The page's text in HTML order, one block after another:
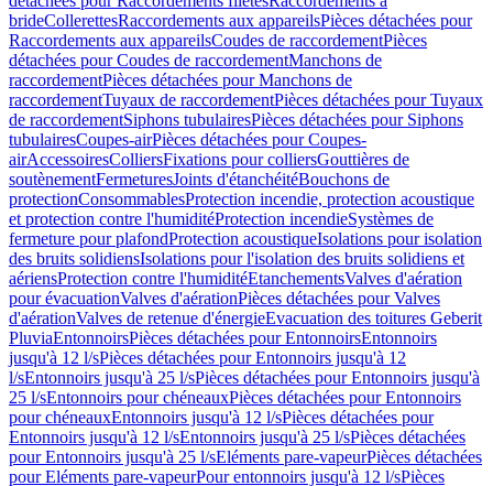
brideCollerettesRaccordements aux appareilsPièces détachées pour
Raccordements aux appareilsCoudes de raccordementPièces
détachées pour Coudes de raccordementManchons de
raccordementPièces détachées pour Manchons de
raccordementTuyaux de raccordementPièces détachées pour Tuyaux
de raccordementSiphons tubulairesPièces détachées pour Siphons
tubulairesCoupes-airPièces détachées pour Coupes-
airAccessoiresColliersFixations pour colliersGouttières de
soutènementFermeturesJoints d'étanchéitéBouchons de
protectionConsommablesProtection incendie, protection acoustique
et protection contre l'humiditéProtection incendieSystèmes de
fermeture pour plafondProtection acoustiqueIsolations pour isolation
des bruits solidiensIsolations pour l'isolation des bruits solidiens et
aériensProtection contre l'humiditéEtanchementsValves d'aération
pour évacuationValves d'aérationPièces détachées pour Valves
d'aérationValves de retenue d'énergieEvacuation des toitures Geberit
PluviaEntonnoirsPièces détachées pour EntonnoirsEntonnoirs
jusqu'à 12 l/sPièces détachées pour Entonnoirs jusqu'à 12
l/sEntonnoirs jusqu'à 25 l/sPièces détachées pour Entonnoirs jusqu'à
25 l/sEntonnoirs pour chéneauxPièces détachées pour Entonnoirs
pour chéneauxEntonnoirs jusqu'à 12 l/sPièces détachées pour
Entonnoirs jusqu'à 12 l/sEntonnoirs jusqu'à 25 l/sPièces détachées
pour Entonnoirs jusqu'à 25 l/sEléments pare-vapeurPièces détachées
pour Eléments pare-vapeurPour entonnoirs jusqu'à 12 l/sPièces